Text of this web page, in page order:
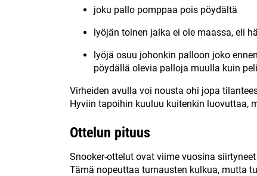
joku pallo pomppaa pois pöydältä
lyöjän toinen jalka ei ole maassa, eli
lyöjä osuu johonkin palloon joko
pöydällä olevia palloja muulla kuin
Virheiden avulla voi nousta ohi jopa
Hyviin tapoihin kuuluu kuitenkin luovuttaa,
Ottelun pituus
Snooker-ottelut ovat viime vuosina
Tämä nopeuttaa turnausten kulkua, mutta